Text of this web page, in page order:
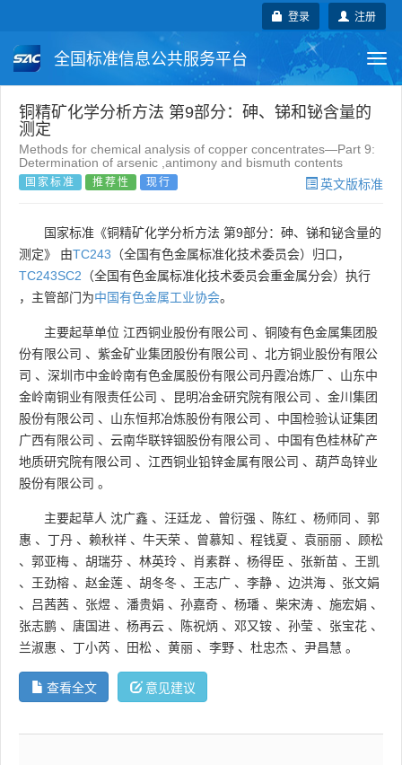
注册
登录
全国标准信息公共服务平台
国家标准 行业标准 地方标准
团体标准 企业标准 国际标准
铜精矿化学分析方法 第9部分：砷、锑和铋含量的
测定
Methods for chemical analysis of copper concentrates—Part 9:
Determination of arsenic ,antimony and bismuth contents
国家标准 推荐性 现行 英文版标准
国家标准《铜精矿化学分析方法 第9部分：砷、锑和铋含量的
测定》 由TC243 （全国有色金属标准化技术委员会）归口，
TC243SC2 （全国有色金属标准化技术委员会重金属分会）执行
，主管部门为中国有色金属工业协会。
主要起草单位 江西铜业股份有限公司 、 铜陵有色金属集团股
份有限公司 、 紫金矿业集团股份有限公司 、 北方铜业股份有限公
司 、 深圳市中金岭南有色金属股份有限公司丹霞冶炼厂 、 山东中
金岭南铜业有限责任公司 、 昆明冶金研究院有限公司 、 金川集团
股份有限公司 、 山东恒邦冶炼股份有限公司 、 中国检验认证集团
广西有限公司 、 云南华联锌铟股份有限公司 、 中国有色桂林矿产
地质研究院有限公司 、 江西铜业铅锌金属有限公司 、 葫芦岛锌业
股份有限公司 。
主要起草人 沈广鑫 、 汪廷龙 、 曾衍强 、 陈红 、 杨师同 、 郭
惠 、 丁丹 、 赖秋祥 、 牛天荣 、 曾慕知 、 程钱夏 、 袁丽丽 、 顾松
、 郭亚梅 、 胡瑞芬 、 林英玲 、 肖素群 、 杨得臣 、 张新苗 、 王凯
、 王劲榕 、 赵金莲 、 胡冬冬 、 王志广 、 李静 、 边洪海 、 张文娟
、 吕茜茜 、 张煜 、 潘贵娟 、 孙嘉奇 、 杨璠 、 柴宋涛 、 施宏娟 、
张志鹏 、 唐国进 、 杨再云 、 陈祝炳 、 邓又铵 、 孙莹 、 张宝花 、
兰淑惠 、 丁小芮 、 田松 、 黄丽 、 李野 、 杜忠杰 、 尹昌慧 。
查看全文 意见建议